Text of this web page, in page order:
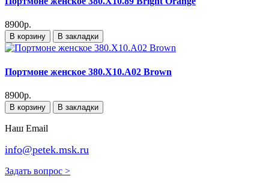
8900р.
В корзину В закладки
Портмоне женское 380.X10.A02 Brown
8900р.
В корзину В закладки
Наш Email
info@petek.msk.ru
Задать вопрос >